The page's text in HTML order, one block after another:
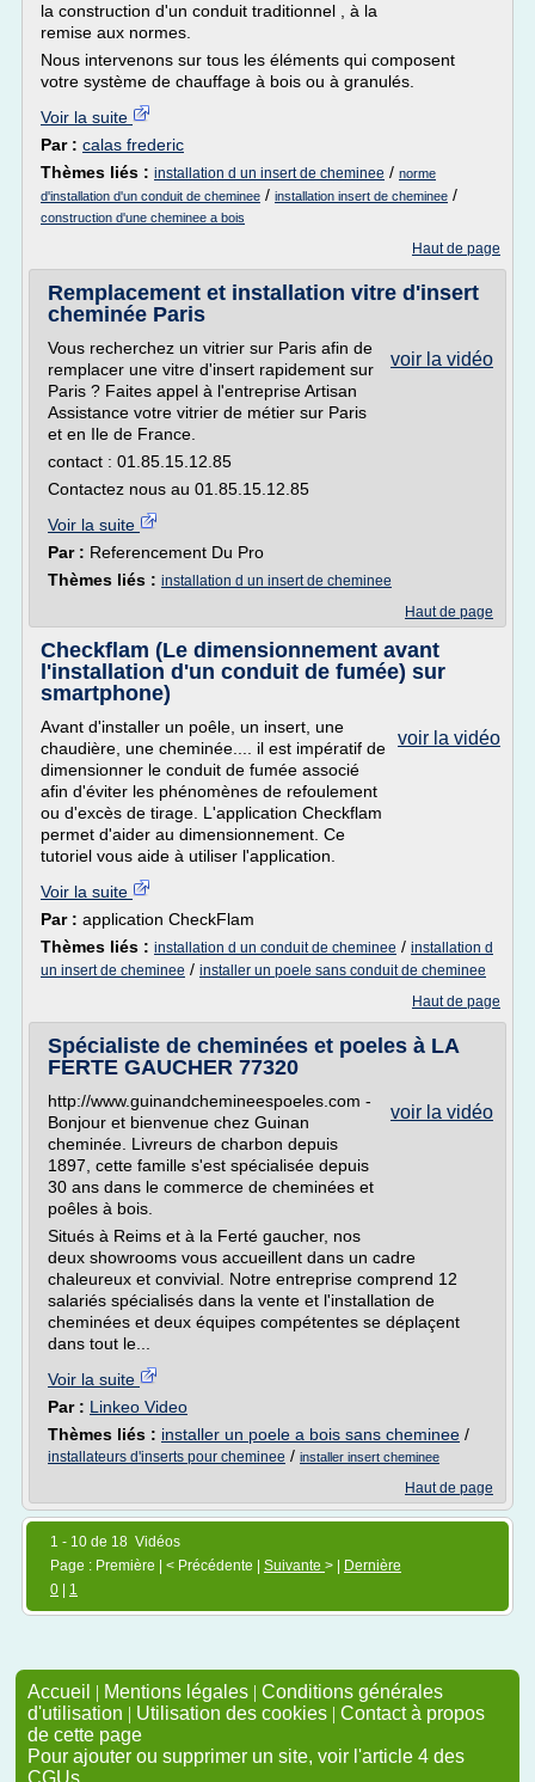
la construction d'un conduit traditionnel , à la
remise aux normes.
Nous intervenons sur tous les éléments qui composent
votre système de chauffage à bois ou à granulés.
Voir la suite
Par : calas frederic
Thèmes liés : installation d un insert de cheminee / norme
d'installation d'un conduit de cheminee / installation insert de cheminee /
construction d'une cheminee a bois
Haut de page
Remplacement et installation vitre d'insert
cheminée Paris
voir la vidéo
Vous recherchez un vitrier sur Paris afin de
remplacer une vitre d'insert rapidement sur
Paris ? Faites appel à l'entreprise Artisan
Assistance votre vitrier de métier sur Paris
et en Ile de France.
contact : 01.85.15.12.85
Contactez nous au 01.85.15.12.85
Voir la suite
Par : Referencement Du Pro
Thèmes liés : installation d un insert de cheminee
Haut de page
Checkflam (Le dimensionnement avant
l'installation d'un conduit de fumée) sur
smartphone)
voir la vidéo
Avant d'installer un poêle, un insert, une
chaudière, une cheminée.... il est impératif de
dimensionner le conduit de fumée associé
afin d'éviter les phénomènes de refoulement
ou d'excès de tirage. L'application Checkflam
permet d'aider au dimensionnement. Ce
tutoriel vous aide à utiliser l'application.
Voir la suite
Par : application CheckFlam
Thèmes liés : installation d un conduit de cheminee / installation d
un insert de cheminee / installer un poele sans conduit de cheminee
Haut de page
Spécialiste de cheminées et poeles à LA
FERTE GAUCHER 77320
voir la vidéo
http://www.guinandchemineespoeles.com -
Bonjour et bienvenue chez Guinan
cheminée. Livreurs de charbon depuis
1897, cette famille s'est spécialisée depuis
30 ans dans le commerce de cheminées et
poêles à bois.
Situés à Reims et à la Ferté gaucher, nos
deux showrooms vous accueillent dans un cadre
chaleureux et convivial. Notre entreprise comprend 12
salariés spécialisés dans la vente et l'installation de
cheminées et deux équipes compétentes se déplaçent
dans tout le...
Voir la suite
Par : Linkeo Video
Thèmes liés : installer un poele a bois sans cheminee /
installateurs d'inserts pour cheminee / installer insert cheminee
Haut de page
1 - 10 de 18 Vidéos
Page : Première | < Précédente | Suivante > |
Dernière
0
1
Accueil | Mentions légales | Conditions générales
d'utilisation | Utilisation des cookies | Contact à propos
de cette page
Pour ajouter ou supprimer un site, voir l'article 4 des
CGUs